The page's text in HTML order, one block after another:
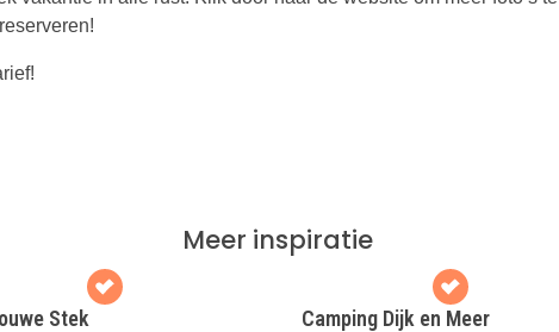
Meer inspiratie
Stek Camping Dijk en Meer